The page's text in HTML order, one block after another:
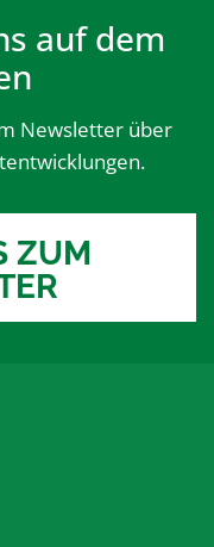
auf dem
Newsletter über
ZUM